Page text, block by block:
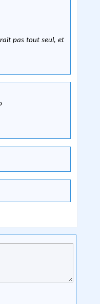
pas tout seul, et